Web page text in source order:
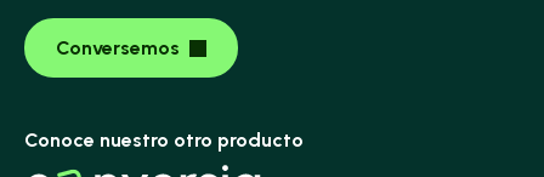
Conversemos
Conoce nuestro otro producto